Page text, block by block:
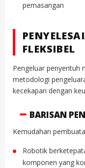
pemasangan
FLEKSIBEL
Pengeluar penyentuh
metodologi
kecekapan dengan
BARISAN
Kemudahan
Robotik
komponen yang